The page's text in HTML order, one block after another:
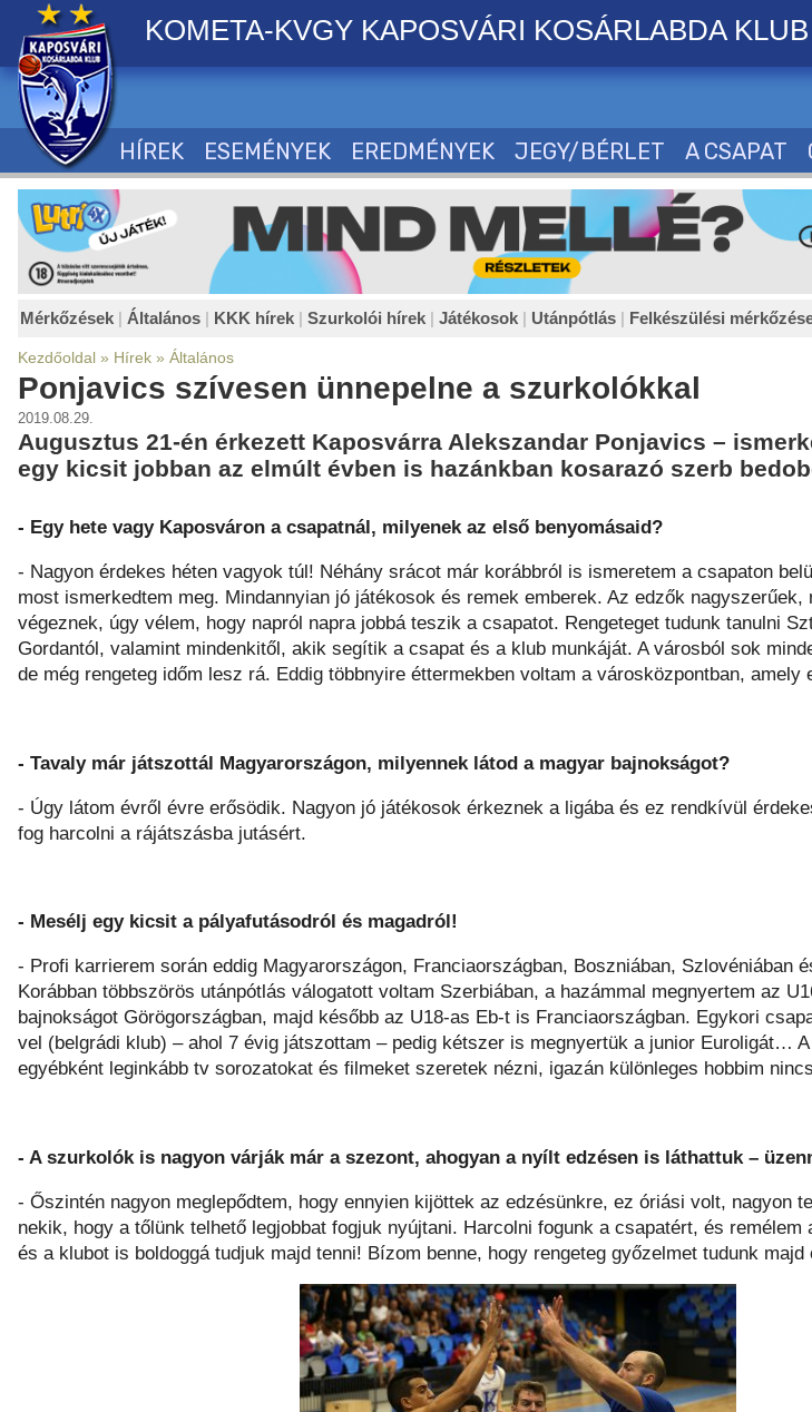
KOMETA-KVGY KAPOSVÁRI KOSÁRLABDA KLUB
HÍREK ESEMÉNYEK EREDMÉNYEK JEGY/BÉRLET A CSAPAT
Mérkőzések | Általános | KKK hírek | Szurkolói hírek | Játékosok | Utánpótlás | Felkészülési
Kezdőoldal » Hírek » Általános
Ponjavics szívesen ünnepelne a szurkolókkal
2019.08.29.
Augusztus 21-én érkezett Kaposvárra Alekszandar Ponjavics –
egy kicsit jobban az elmúlt évben is hazánkban kosarazó szerb
- Egy hete vagy Kaposváron a csapatnál, milyenek az első benyomásaid?
- Nagyon érdekes héten vagyok túl! Néhány srácot már korábbról is ismeretem a csapaton
most ismerkedtem meg. Mindannyian jó játékosok és remek emberek. Az edzők nagyszerűek,
végeznek, úgy vélem, hogy napról napra jobbá teszik a csapatot. Rengeteget tudunk tanulni
Gordantól, valamint mindenkitől, akik segítik a csapat és a klub munkáját. A városból sok
de még rengeteg időm lesz rá. Eddig többnyire éttermekben voltam a városközpontban, amely
- Tavaly már játszottál Magyarországon, milyennek látod a magyar bajnokságot?
- Úgy látom évről évre erősödik. Nagyon jó játékosok érkeznek a ligába és ez rendkívül
fog harcolni a rájátszásba jutásért.
- Mesélj egy kicsit a pályafutásodról és magadról!
- Profi karrierem során eddig Magyarországon, Franciaországban, Boszniában, Szlovéniában
Korábban többszörös utánpótlás válogatott voltam Szerbiában, a hazámmal megnyertem az
bajnokságot Görögországban, majd később az U18-as Eb-t is Franciaországban. Egykori
vel (belgrádi klub) – ahol 7 évig játszottam – pedig kétszer is megnyertük a junior Euroligát… A
egyébként leginkább tv sorozatokat és filmeket szeretek nézni, igazán különleges hobbim
- A szurkolók is nagyon várják már a szezont, ahogyan a nyílt edzésen is láthattuk –
- Őszintén nagyon meglepődtem, hogy ennyien kijöttek az edzésünkre, ez óriási volt, nagyon
nekik, hogy a tőlünk telhető legjobbat fogjuk nyújtani. Harcolni fogunk a csapatért, és remélem
és a klubot is boldoggá tudjuk majd tenni! Bízom benne, hogy rengeteg győzelmet tudunk majd